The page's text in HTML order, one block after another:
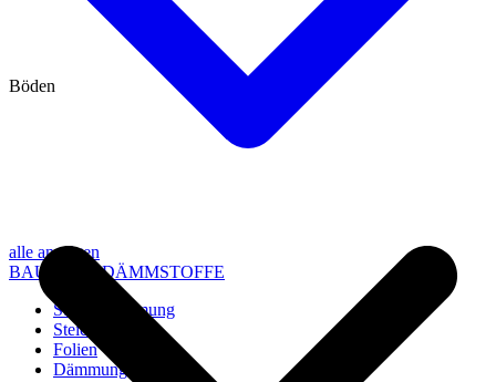
alle anzeigen
BAU- UND DÄMMSTOFFE
Steico Dämmung
Steico Zubehör
Folien
Dämmung
Böden